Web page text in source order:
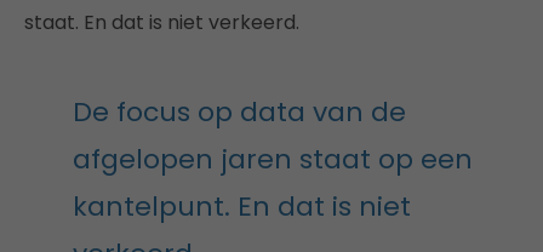
staat. En dat is niet verkeerd.
De focus op data van de
afgelopen jaren staat op een
kantelpunt. En dat is niet